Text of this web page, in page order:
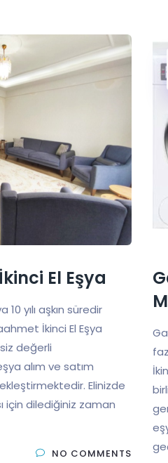
El Eşya
yılı aşkın süredir
İkinci El Eşya
değerli
alım ve satım
Elinizde
için dilediğiniz zaman
NO COMMENTS